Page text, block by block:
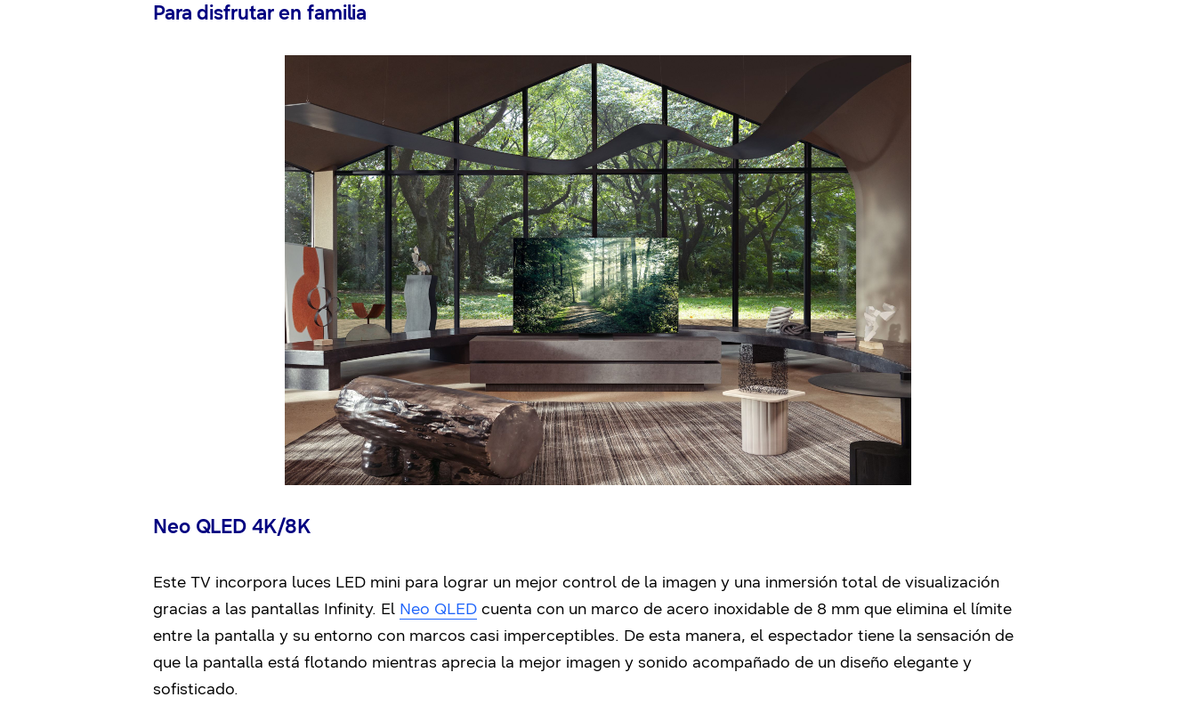
Para disfrutar en familia
Neo QLED 4K/8K
Este TV incorpora luces LED mini para lograr un mejor control de la imagen y una inmersión total de visualización
gracias a las pantallas Infinity. El Neo QLED cuenta con un marco de acero inoxidable de 8 mm que elimina el límite
entre la pantalla y su entorno con marcos casi imperceptibles. De esta manera, el espectador tiene la sensación de
que la pantalla está flotando mientras aprecia la mejor imagen y sonido acompañado de un diseño elegante y
sofisticado.